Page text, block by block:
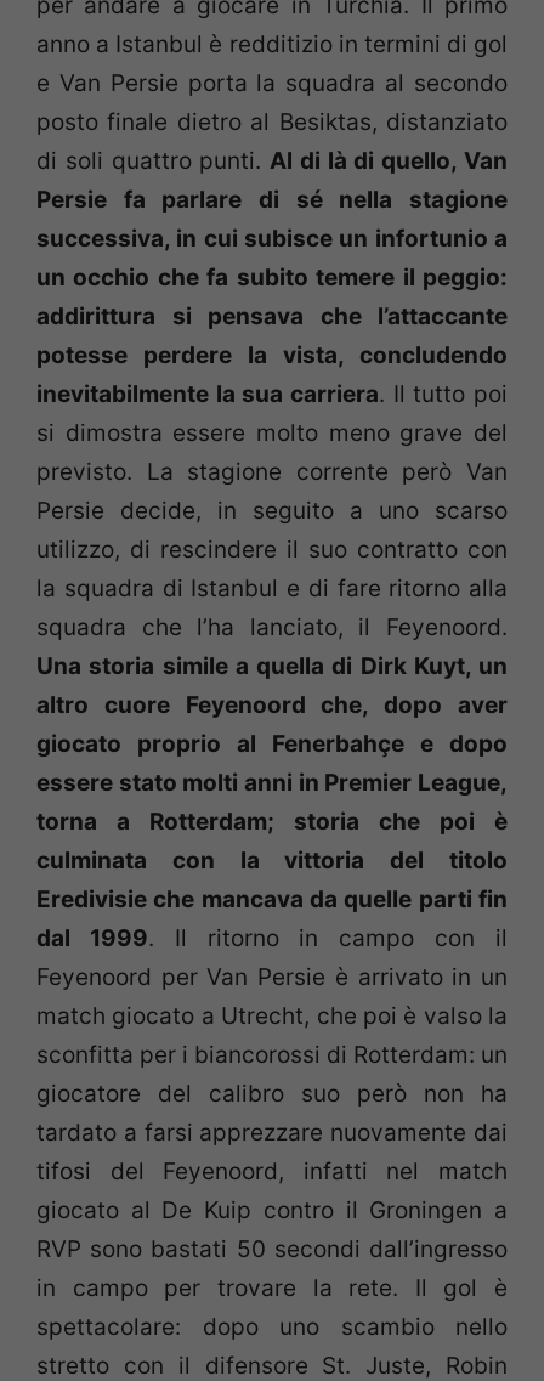
anno a Istanbul è redditizio in termini di gol
e Van Persie porta la squadra al secondo
posto finale dietro al Besiktas, distanziato
di soli quattro punti. Al di là di quello, Van
Persie fa parlare di sé nella stagione
successiva, in cui subisce un infortunio a
un occhio che fa subito temere il peggio:
addirittura si pensava che l’attaccante
potesse perdere la vista, concludendo
inevitabilmente la sua carriera. Il tutto poi
si dimostra essere molto meno grave del
previsto. La stagione corrente però Van
Persie decide, in seguito a uno scarso
utilizzo, di rescindere il suo contratto con
la squadra di Istanbul e di fare ritorno alla
squadra che l’ha lanciato, il Feyenoord.
Una storia simile a quella di Dirk Kuyt, un
altro cuore Feyenoord che, dopo aver
giocato proprio al Fenerbahçe e dopo
essere stato molti anni in Premier League,
torna a Rotterdam; storia che poi è
culminata con la vittoria del titolo
Eredivisie che mancava da quelle parti fin
dal 1999. Il ritorno in campo con il
Feyenoord per Van Persie è arrivato in un
match giocato a Utrecht, che poi è valso la
sconfitta per i biancorossi di Rotterdam: un
giocatore del calibro suo però non ha
tardato a farsi apprezzare nuovamente dai
tifosi del Feyenoord, infatti nel match
giocato al De Kuip contro il Groningen a
RVP sono bastati 50 secondi dall’ingresso
in campo per trovare la rete. Il gol è
spettacolare: dopo uno scambio nello
stretto con il difensore St. Juste, Robin